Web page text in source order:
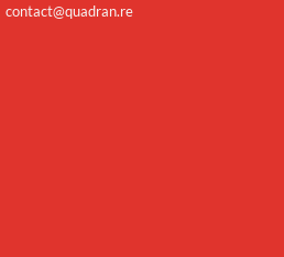
contact@quadran.re